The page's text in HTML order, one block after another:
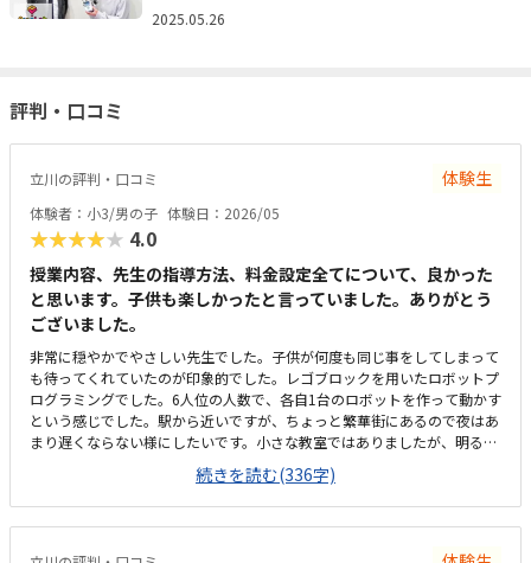
2025.05.26
評判・口コミ
立川の評判・口コミ 体験生
体験者：小3/男の子 体験日：2026/05
★★★★★ 4.0
授業内容、先生の指導方法、料金設定全てについて、良かった
と思います。子供も楽しかったと言っていました。ありがとう
ございました。
非常に穏やかでやさしい先生でした。子供が何度も同じ事をしてしまって
も待ってくれていたのが印象的でした。レゴブロックを用いたロボットプ
ログラミングでした。6人位の人数で、各自1台のロボットを作って動かす
という感じでした。駅から近いですが、ちょっと繁華街にあるので夜はあ
まり遅くならない様にしたいです。小さな教室ではありましたが、明るい
雰囲気で、子供が過ごす場所として問題ないと思います。月3回との事で
すが、料金設定は適切かと思います。また入会費や教材費がかからないの
は嬉しいところです。今日は1人に対して先生が1人だったので自分のペー
スでできましたが、集団だとこうはいかないのかなとは思いました。先生
続きを読む(336字)